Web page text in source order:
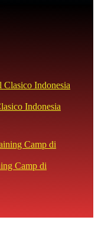
Indonesia
Camp di